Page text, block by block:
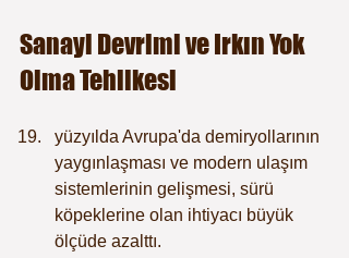
Sanayi Devrimi ve Irkın Yok
Olma Tehlikesi
yüzyılda Avrupa'da demiryollarının
yaygınlaşması ve modern ulaşım
sistemlerinin gelişmesi, sürü
köpeklerine olan ihtiyacı büyük
ölçüde azalttı.